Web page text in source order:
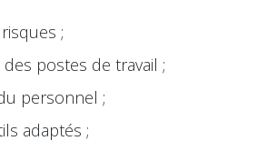
;
postes de travail ;
personnel ;
adaptés ;